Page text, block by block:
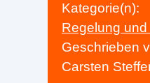
Kategorie(n):
Regelung und
Geschrieben
Carsten